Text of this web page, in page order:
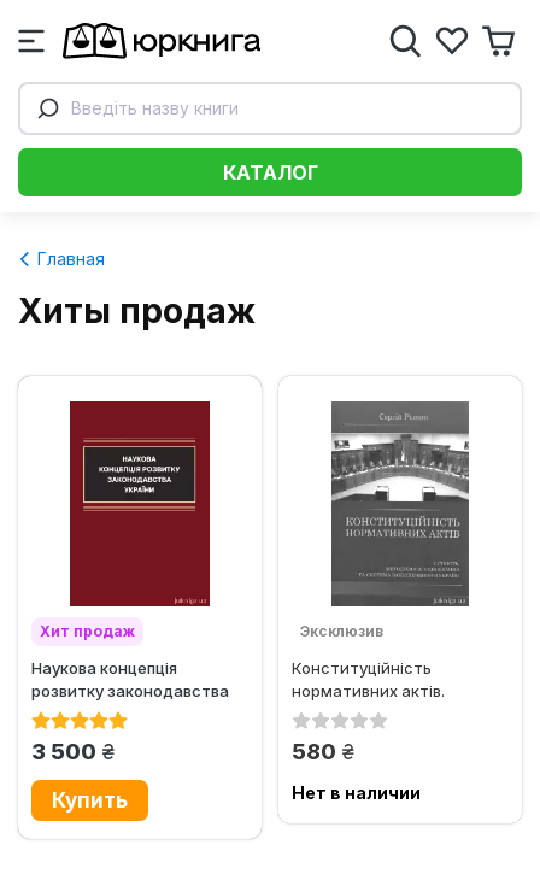
Введіть назву книги
КАТАЛОГ
Главная
Хиты продаж
Хит продаж
Эксклюзив
Наукова концепція
розвитку законодавства
України: обґрунтування
3 500 грн.
Эксклюзив
Хит продаж
Конституційність
нормативних актів.
Сутність, методологія
580 грн.
Нет в наличии